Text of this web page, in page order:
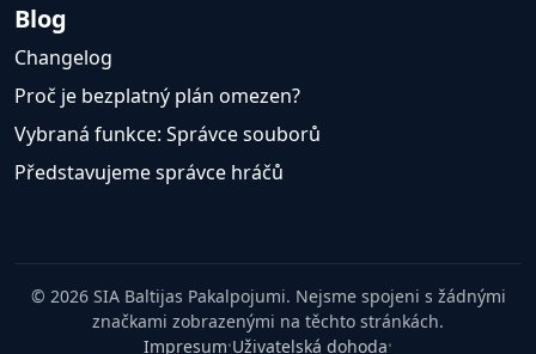
Blog
Changelog
Proč je bezplatný plán omezen?
Vybraná funkce: Správce souborů
Představujeme správce hráčů
© 2026 SIA Baltijas Pakalpojumi. Nejsme spojeni s žádnými
značkami zobrazenými na těchto stránkách.
Impresum•Uživatelská dohoda•